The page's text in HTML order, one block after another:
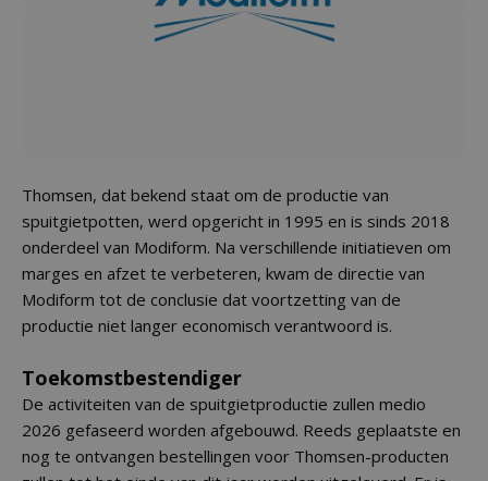
Thomsen, dat bekend staat om de productie van
spuitgietpotten, werd opgericht in 1995 en is sinds 2018
onderdeel van Modiform. Na verschillende initiatieven om
marges en afzet te verbeteren, kwam de directie van
Modiform tot de conclusie dat voortzetting van de
productie niet langer economisch verantwoord is.
Toekomstbestendiger
De activiteiten van de spuitgietproductie zullen medio
2026 gefaseerd worden afgebouwd. Reeds geplaatste en
nog te ontvangen bestellingen voor Thomsen-producten